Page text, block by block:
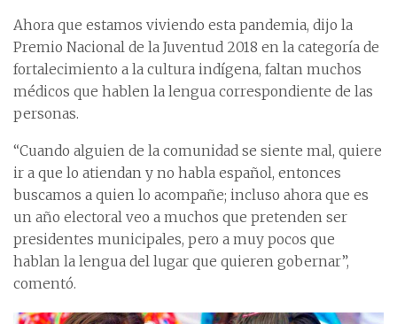
Ahora que estamos viviendo esta pandemia, dijo la
Premio Nacional de la Juventud 2018 en la categoría de
fortalecimiento a la cultura indígena, faltan muchos
médicos que hablen la lengua correspondiente de las
personas.
“Cuando alguien de la comunidad se siente mal, quiere
ir a que lo atiendan y no habla español, entonces
buscamos a quien lo acompañe; incluso ahora que es
un año electoral veo a muchos que pretenden ser
presidentes municipales, pero a muy pocos que
hablan la lengua del lugar que quieren gobernar”,
comentó.